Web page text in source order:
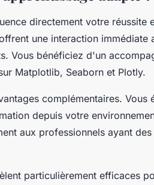
directement votre réussite
une interaction immédiate
Vous bénéficiez d'un
Matplotlib, Seaborn et Plotly.
complémentaires. Vous
depuis votre
aux professionnels ayant
particulièrement efficaces